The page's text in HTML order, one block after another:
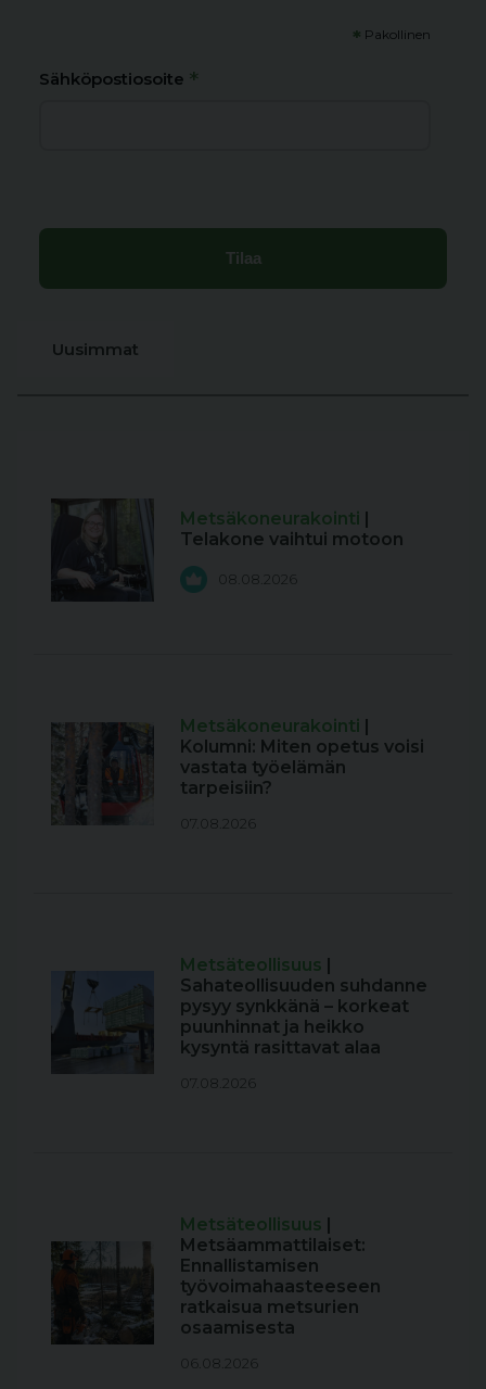
* Pakollinen
Sähköpostiosoite *
Uusimmat
Metsäkoneurakointi |
Telakone vaihtui motoon
08.08.2026
Metsäkoneurakointi |
Kolumni: Miten opetus voisi
vastata työelämän
tarpeisiin?
07.08.2026
Metsäteollisuus |
Sahateollisuuden suhdanne
pysyy synkkänä – korkeat
puunhinnat ja heikko
kysyntä rasittavat alaa
07.08.2026
Metsäteollisuus |
Metsäammattilaiset:
Ennallistamisen
työvoimahaasteeseen
ratkaisua metsurien
osaamisesta
06.08.2026